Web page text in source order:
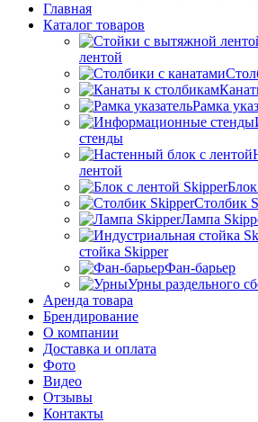
Главная
Каталог товаров
лентой
Рамка
стенды
лентой
Столбик
Лампа
стойка Skipper
Фан-барьер
Урны раздельного
Аренда товара
Брендирование
О компании
Доставка и оплата
Фото
Видео
Отзывы
Контакты